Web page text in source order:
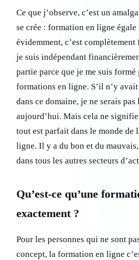
Ce que j’observe, c’est un
se crée : formation en ligne égale
évidemment, c’est
je suis indépendant
partie parce que je me suis formé
formations en ligne. S’il n’y avait
dans ce domaine, je ne serais pas
aujourd’hui. Mais cela ne
tout est parfait dans le monde de
ligne. Il y a du bon et du
dans tous les autres secteurs
Qu’est-ce qu’une
exactement ?
Pour les personnes qui ne sont
concept, la formation en ligne